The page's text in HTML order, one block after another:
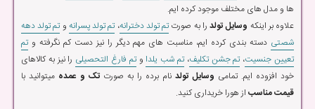
ها و مدل های مختلف موجود کرده ایم.
علاوه بر اینکه وسایل تولدرا به صورتتم تولد دخترانه،تم تولد پسرانه وتم تولد دهه
شصتی دسته بندی کرده ایم، مناسبت های مهم دیگر را نیز دست کم نگرفته وتم
تعیین جنسیت،تم جشن تکلیف،تم شب یلدا وتم فارغ التحصیلی را نیز به کالاهای
خود افزوده ایم. تمامی وسایل تولد نام برده را به صورت تک و عمده میتوانید با
قیمت مناسب از هورا خریداری کنید.